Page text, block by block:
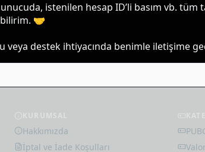
istenilen hesap ID’li basım vb. tüm
🤝
veya destek ihtiyacında benimle iletişime
Hakkımızda
İptal ve İade Koşulları